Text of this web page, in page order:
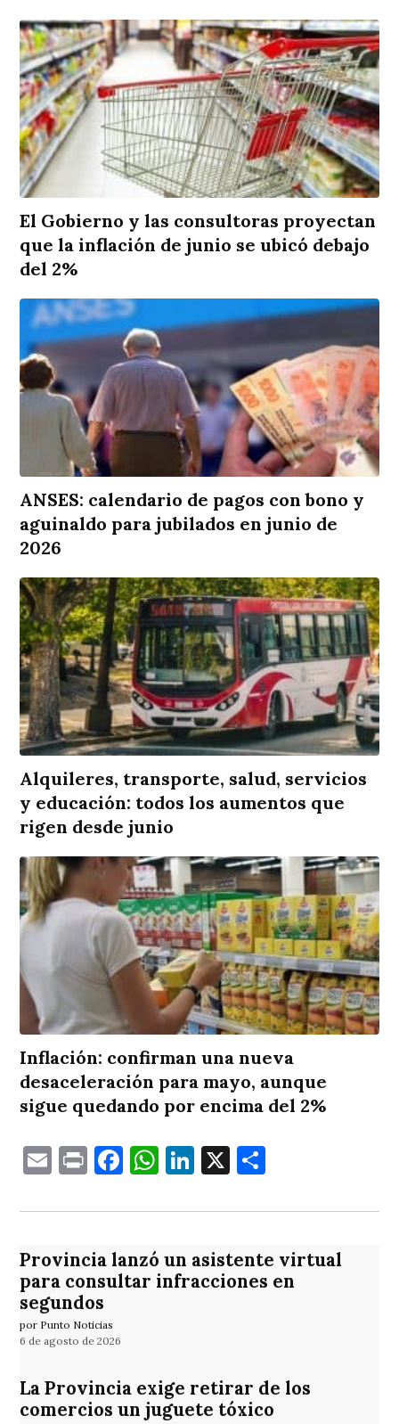
El Gobierno y las consultoras proyectan
que la inflación de junio se ubicó debajo
del 2%
ANSES: calendario de pagos con bono y
aguinaldo para jubilados en junio de
2026
Alquileres, transporte, salud, servicios
y educación: todos los aumentos que
rigen desde junio
Inflación: confirman una nueva
desaceleración para mayo, aunque
sigue quedando por encima del 2%
EmailPrintFacebook
WhatsApp
LinkedIn
X
Provincia lanzó un asistente virtual
para consultar infracciones en
segundos
por Punto Noticias
6 de agosto de 2026
La Provincia exige retirar de los
comercios un juguete tóxico